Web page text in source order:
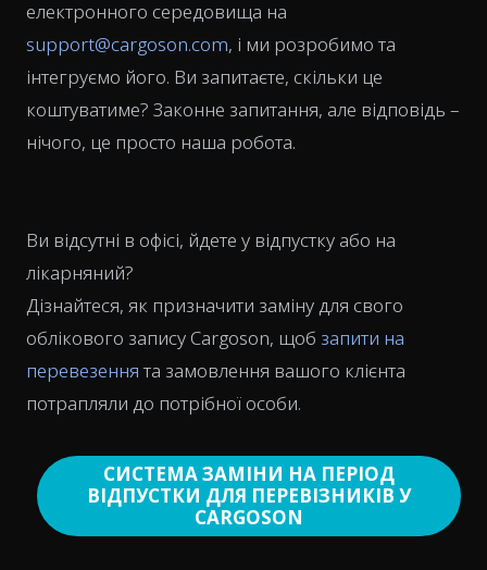
електронного середовища на
support@cargoson.com, і ми розробимо та
інтегруємо його. Ви запитаєте, скільки це
коштуватиме? Законне запитання, але відповідь –
нічого, це просто наша робота.
Ви відсутні в офісі, йдете у відпустку або на
лікарняний?
Дізнайтеся, як призначити заміну для свого
облікового запису Cargoson, щоб запити на
перевезеннята замовлення вашого клієнта
потрапляли до потрібної особи.
СИСТЕМА ЗАМІНИ НА ПЕРІОД
ВІДПУСТКИ ДЛЯ ПЕРЕВІЗНИКІВ У
CARGOSON